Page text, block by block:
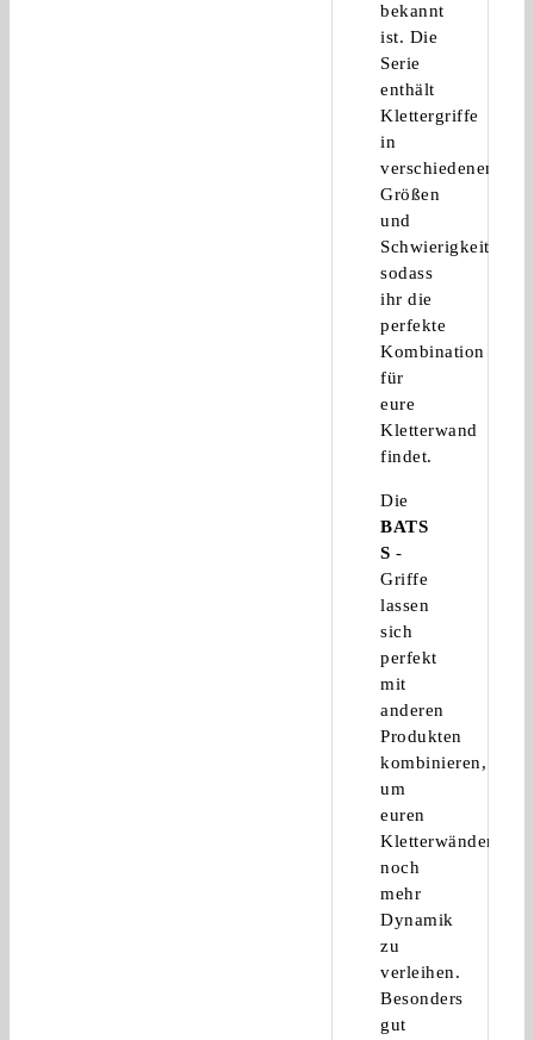
bekannt
ist. Die
Serie
enthält
Klettergriffe
in
verschiedenen
Größen
und
sodass
ihr die
perfekte
Kombination
für
eure
Kletterwand
findet.
Die
BATS
S -
Griffe
lassen
sich
perfekt
mit
anderen
Produkten
kombinieren,
um
euren
Kletterwänden
noch
mehr
Dynamik
zu
verleihen.
Besonders
gut